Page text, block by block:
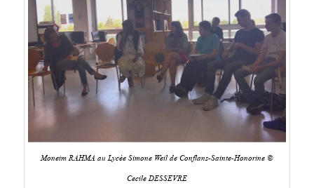
Moneim RAHMA au Lycée Simone Weil de Conflans-Sainte-Honorine ©
Cecile DESSEVRE